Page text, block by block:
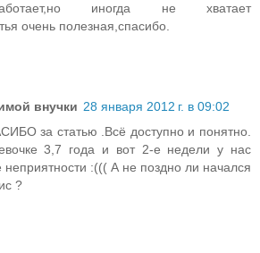
иногда не хватает
очень полезная,спасибо.
внучки 28 января 2012 г. в 09:02
за статью .Всё доступно и понятно.
3,7 года и вот 2-е недели у нас
неприятности :((( А не поздно ли начался
?